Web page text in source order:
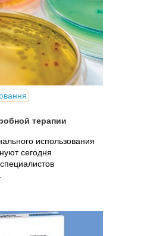
терапии
использования
сегодня